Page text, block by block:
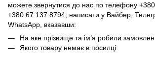
можете звернутися до нас по телефону
+380 67 137 8794, написати у Вайбер,
WhatsApp, вказавши:
На яке прізвище та ім’я робили
Якого товару немає в посилці